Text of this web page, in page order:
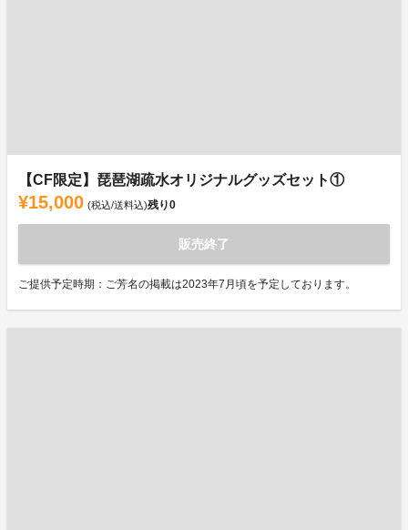
【CF限定】琵琶湖疏水オリジナルグッズセット①
¥15,000 (税込/送料込)残り0
販売終了
ご提供予定時期：ご芳名の掲載は2023年7月頃を予定しております。